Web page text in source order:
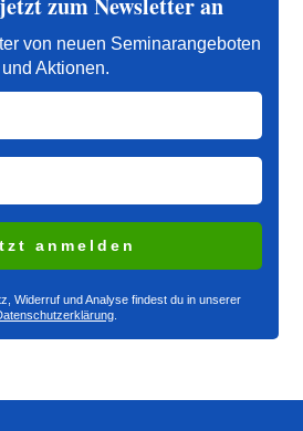
von neuen Seminarangeboten
und Aktionen.
anmelden
Widerruf und Analyse findest du in unserer
.